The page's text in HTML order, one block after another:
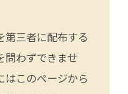
第三者に配布する
問わずできませ
はこのページから